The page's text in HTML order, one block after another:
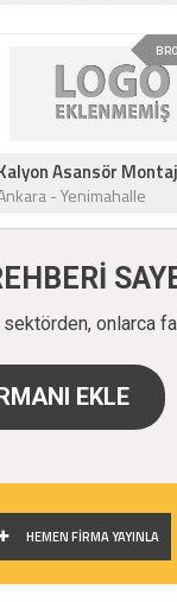
Asansör
- Yenimahalle
onlarca
EKLE
HEMEN FİRMA YAYINLA